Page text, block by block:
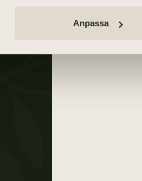
Anpassa